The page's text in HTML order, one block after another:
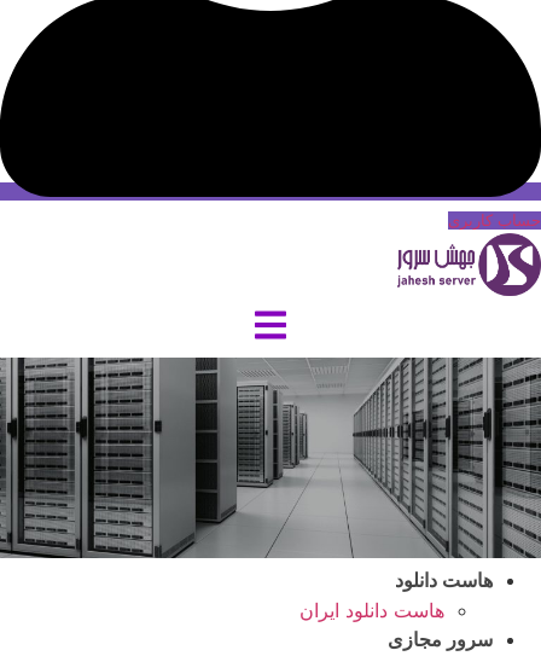
حساب کاربری
هاست دانلود
هاست دانلود ایران
سرور مجازی